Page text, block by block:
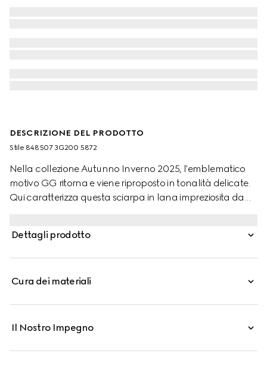
DESCRIZIONE DEL PRODOTTO
Stile ‎848507 3G200 5872
Nella collezione Autunno Inverno 2025, l'emblematico
motivo GG ritorna e viene riproposto in tonalità delicate.
Qui caratterizza questa sciarpa in lana impreziosita da
Dettagli prodotto
Cura dei materiali
Il Nostro Impegno